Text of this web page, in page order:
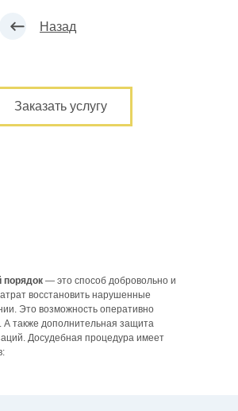
Заказать услугу
Назад
— это способ добровольно и
восстановить нарушенные
Это возможность оперативно
А также дополнительная защита
Досудебная процедура имеет